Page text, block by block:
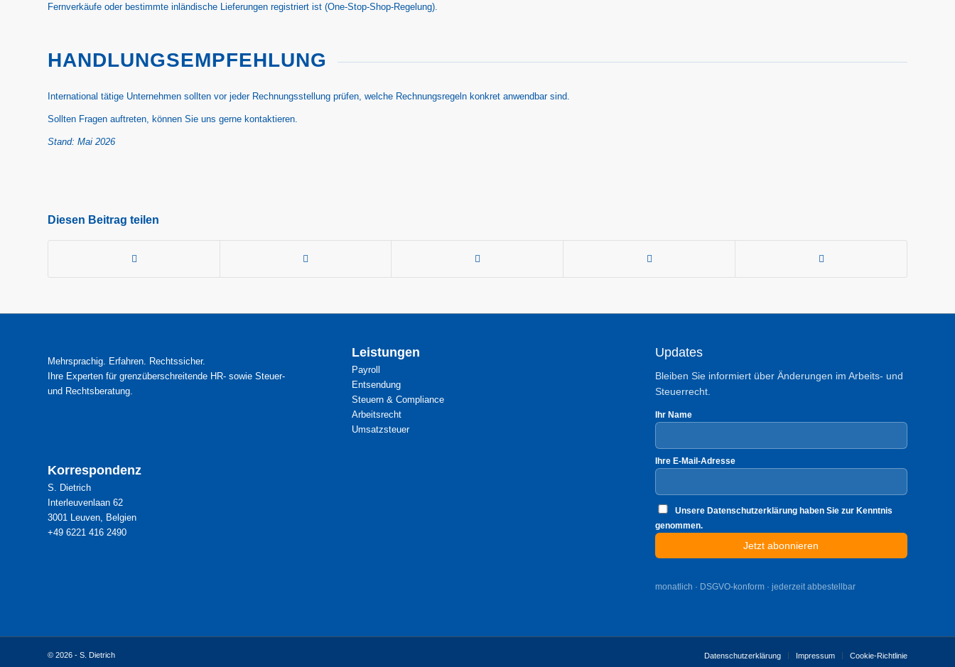
Fernverkäufe oder bestimmte inländische Lieferungen registriert ist (One-Stop-Shop-Regelung).
HANDLUNGSEMPFEHLUNG
International tätige Unternehmen sollten vor jeder Rechnungsstellung prüfen, welche Rechnungsregeln konkret anwendbar sind.
Sollten Fragen auftreten, können Sie uns gerne kontaktieren.
Stand: Mai 2026
Diesen Beitrag teilen
Mehrsprachig. Erfahren. Rechtssicher.
Ihre Experten für grenzüberschreitende HR- sowie Steuer-
und Rechtsberatung.
Korrespondenz
S. Dietrich
Interleuvenlaan 62
3001 Leuven, Belgien
+49 6221 416 2490
Leistungen
Payroll
Entsendung
Steuern & Compliance
Arbeitsrecht
Umsatzsteuer
Updates
Bleiben Sie informiert über Änderungen im Arbeits- und
Steuerrecht.
Ihr Name
Ihre E-Mail-Adresse
Unsere Datenschutzerklärung haben Sie zur Kenntnis
genommen.
monatlich · DSGVO-konform · jederzeit abbestellbar
© 2026 - S. Dietrich Datenschutzerklärung Impressum Cookie-Richtlinie